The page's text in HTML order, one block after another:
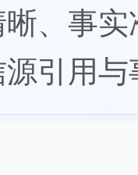
、事
引用